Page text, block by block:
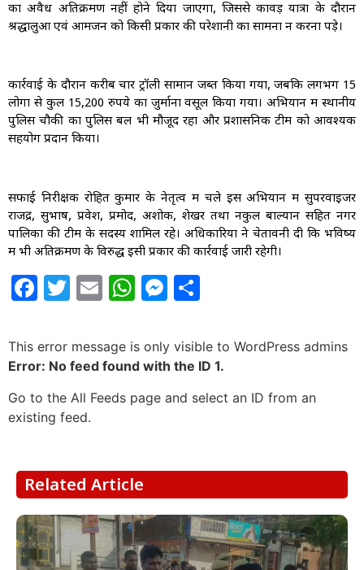
का अवैध अतिक्रमण नहीं होने दिया जाएगा, जिससे कावड़ यात्रा के दौरान
श्रद्धालुओं एवं आमजन को किसी प्रकार की परेशानी का सामना न करना पड़े।
कार्रवाई के दौरान करीब चार ट्रॉली सामान जब्त किया गया, जबकि लगभग 15
लोगों से कुल 15,200 रुपये का जुर्माना वसूल किया गया। अभियान में स्थानीय
पुलिस चौकी का पुलिस बल भी मौजूद रहा और प्रशासनिक टीम को आवश्यक
सहयोग प्रदान किया।
सफाई निरीक्षक रोहित कुमार के नेतृत्व में चले इस अभियान में सुपरवाइजर
राजेंद्र, सुभाष, प्रवेश, प्रमोद, अशोक, शेखर तथा नकुल बाल्यान सहित नगर
पालिका की टीम के सदस्य शामिल रहे। अधिकारियों ने चेतावनी दी कि भविष्य
में भी अतिक्रमण के विरुद्ध इसी प्रकार की कार्रवाई जारी रहेगी।
Facebook
Twitter
EmailWhatsApp
Messenger
This error message is only visible to WordPress admins
Error: No feed found with the ID 1.
Go to the All Feeds page and select an ID from an
existing feed.
Related Article